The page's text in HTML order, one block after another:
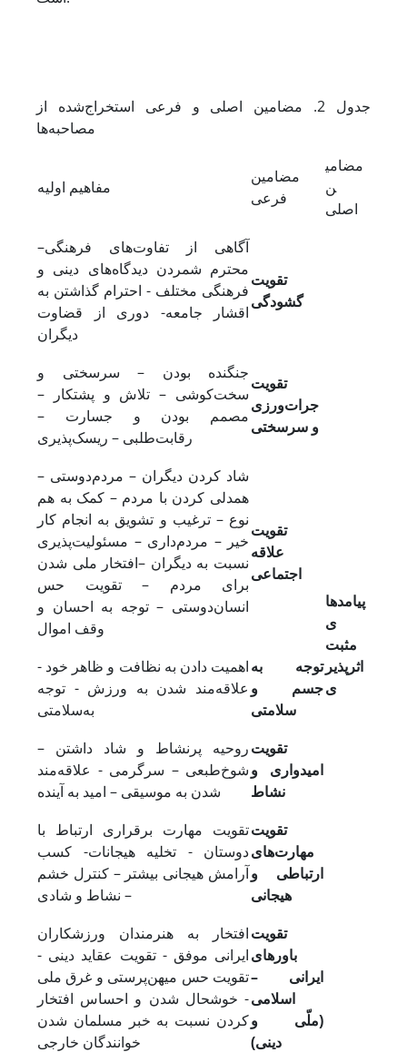
جدول 2. مضامین اصلی و فرعی استخراج‌شده از
مصاحبه‌‌ها
مفاهیم اولیه
مضامین
فرعی
مضامی
ن
اصلی
آگاهی از تفاوت‌های فرهنگی–
محترم شمردن دیدگاه‌های دینی و
فرهنگی مختلف - احترام گذاشتن به
اقشار جامعه- دوری از قضاوت
دیگران
تقویت
گشودگی
پیامدها
ی
مثبت
اثرپذیر
ی
جنگنده بودن – سرسختی و
سخت‌کوشی – تلاش و پشتکار –
مصمم بودن و جسارت –
رقابت‌طلبی – ریسک‌پذیری
تقویت
جرات‌ورزی
و سرسختی
شاد کردن دیگران – مردم‌دوستی –
همدلی کردن با مردم – کمک به هم
نوع – ترغیب و تشویق به انجام کار
خیر – مردم‌داری – مسئولیت‌پذیری
نسبت به دیگران –افتخار ملی شدن
برای مردم – تقویت حس
انسان‌دوستی – توجه به احسان و
وقف اموال
تقویت
علاقه
اجتماعی
اهمیت دادن به نظافت و ظاهر خود -
علاقه‌مند شدن به ورزش - توجه
به‌سلامتی
توجه به
جسم و
سلامتی
روحیه پرنشاط و شاد داشتن –
شوخ‌طبعی – سرگرمی - علاقه‌مند
شدن به موسیقی – امید به آینده
تقویت
امیدواری و
نشاط
تقویت مهارت برقراری ارتباط با
دوستان - تخلیه هیجانات- کسب
آرامش هیجانی بیشتر – کنترل خشم
– نشاط و شادی
تقویت
مهارت‌های
ارتباطی و
هیجانی
افتخار به هنرمندان ورزشکاران
ایرانی موفق - تقویت عقاید دینی -
تقویت حس میهن‌پرستی و غرق ملی
- خوشحال شدن و احساس افتخار
کردن نسبت به خبر مسلمان شدن
خوانندگان خارجی
تقویت
باورهای
ایرانی –
اسلامی
(ملّی و
دینی)